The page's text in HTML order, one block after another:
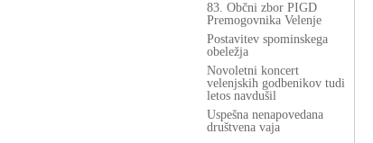
83. Občni zbor PIGD
Premogovnika Velenje
Postavitev spominskega
obeležja
Novoletni koncert
velenjskih godbenikov tudi
letos navdušil
Uspešna nenapovedana
društvena vaja